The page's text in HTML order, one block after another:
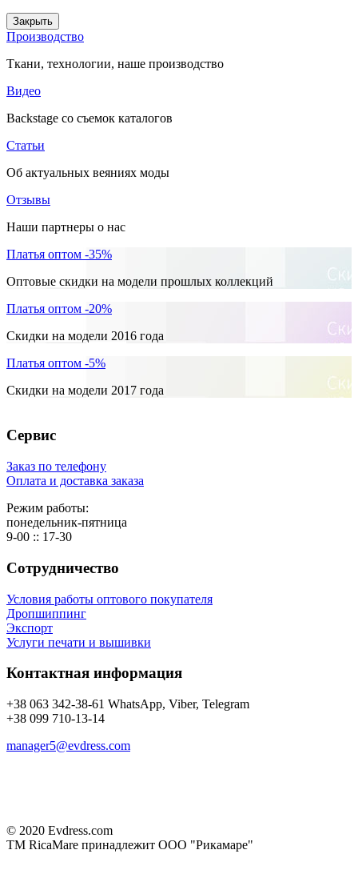
Закрыть
Производство
Ткани, технологии, наше производство
Видео
Backstage со съемок каталогов
Статьи
Об актуальных веяниях моды
Отзывы
Наши партнеры о нас
Платья оптом -35%
Оптовые скидки на модели прошлых коллекций
Платья оптом -20%
Скидки на модели 2016 года
Платья оптом -5%
Скидки на модели 2017 года
Сервис
Заказ по телефону
Оплата и доставка заказа
Режим работы:
понедельник-пятница
9-00 :: 17-30
Сотрудничество
Условия работы оптового покупателя
Дропшиппинг
Экспорт
Услуги печати и вышивки
Контактная информация
+38 063 342-38-61 WhatsApp, Viber, Telegram
+38 099 710-13-14
manager5@evdress.com
© 2020 Evdress.com
ТМ RicaMare принадлежит ООО "Рикамаре"